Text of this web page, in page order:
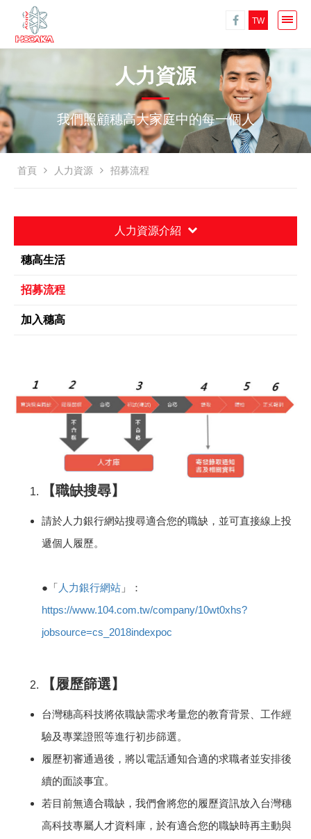
TW
人力資源
我們照顧穗高大家庭中的每一個人
首頁 人力資源 招募流程
人力資源介紹
穗高生活
招募流程
加入穗高
【職缺搜尋】
請於人力銀行網站搜尋適合您的職缺，並可直接線上投
遞個人履歷。
●「 人力銀行網站 」：
https://www.104.com.tw/company/10wt0xhs?
jobsource=cs_2018indexpoc
【履歷篩選】
台灣穗高科技將依職缺需求考量您的教育背景、工作經
驗及專業證照等進行初步篩選。
履歷初審通過後，將以電話通知合適的求職者並安排後
續的面談事宜。
若目前無適合職缺，我們會將您的履歷資訊放入 台灣穗
高科技專屬人才資料庫，於有適合您的職缺時再主動與